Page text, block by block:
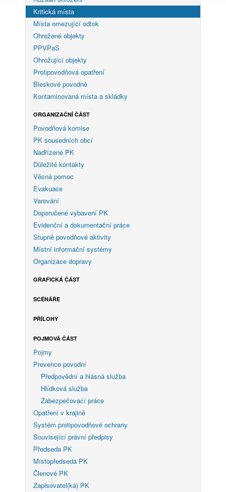
Kritická místa
Místa omezující odtok
Ohrožené objekty
PPVPaS
Ohrožující objekty
Protipovodňová opatření
Bleskové povodně
Kontaminovaná místa a skládky
ORGANIZAČNÍ ČÁST
Povodňová komise
PK sousedních obcí
Nadřízené PK
Důležité kontakty
Věcná pomoc
Evakuace
Varování
Doporučené vybavení PK
Evidenční a dokumentační práce
Stupně povodňové aktivity
Místní informační systémy
Organizace dopravy
GRAFICKÁ ČÁST
SCÉNÁŘE
PŘÍLOHY
POJMOVÁ ČÁST
Pojmy
Prevence povodní
Předpovědní a hlásná služba
Hlídková služba
Zabezpečovací práce
Opatření v krajině
Systém protipovodňové ochrany
Související právní předpisy
Předseda PK
Místopředseda PK
Členové PK
Zapisovatel(ka) PK